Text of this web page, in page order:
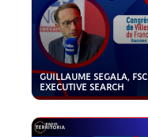
GUILLAUME SEGALA, FSC
EXECUTIVE SEARCH